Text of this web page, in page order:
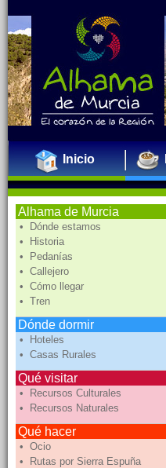
Inicio
Alhama de Murcia
• Dónde estamos
• Historia
• Pedanías
• Callejero
• Cómo llegar
• Tren
Dónde dormir
• Hoteles
• Casas Rurales
Qué visitar
• Recursos Culturales
• Recursos Naturales
Qué hacer
• Ocio
• Rutas por Sierra Espuña